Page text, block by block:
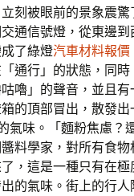
刻被眼前的景象震
通信號燈，從東邊
了綠燈汽車材料報價
通行」的狀態，同
嚕」的聲音，並且
的頂部冒出，散發
氣味。「麵粉焦慮？
料學家，對所有食
，這是一種只有在極
的氣味。街上的行